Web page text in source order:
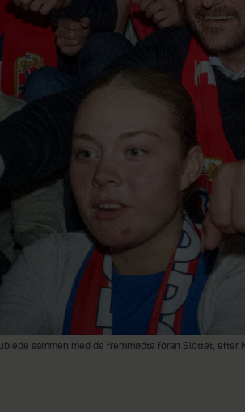
sammen med de fremmødte foran Slottet, efter